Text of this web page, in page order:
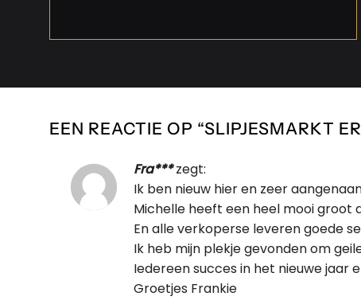
EEN REACTIE OP “SLIPJESMARKT
Fra*** zegt:
Ik ben nieuw hier en zeer
Michelle heeft een heel mooi groot
En alle verkoperse leveren goede
Ik heb mijn plekje gevonden om
Iedereen succes in het nieuwe jaar
Groetjes Frankie